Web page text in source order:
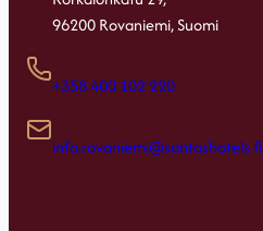
96200 Rovaniemi, Suomi
+358 400 102 220
info.rovaniemi@santashotels.fi